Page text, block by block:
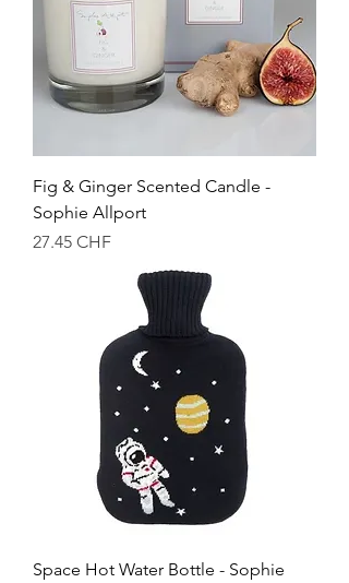
Fig & Ginger Scented Candle -
Sophie Allport
Prix
27.45 CHF
Space Hot Water Bottle - Sophie